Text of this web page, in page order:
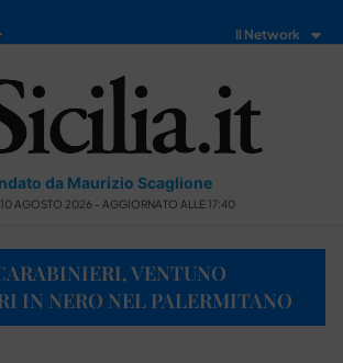
Il Network
da Maurizio Scaglione
10 AGOSTO 2026 - AGGIORNATO ALLE 17:40
VENTUNO
IN NERO NEL PALERMITANO